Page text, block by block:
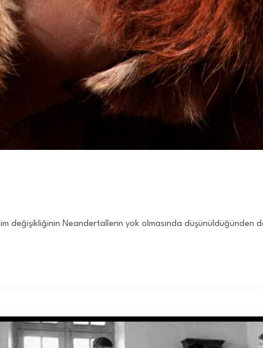
değişikliğinin Neandertallerin yok olmasında düşünüldüğünden